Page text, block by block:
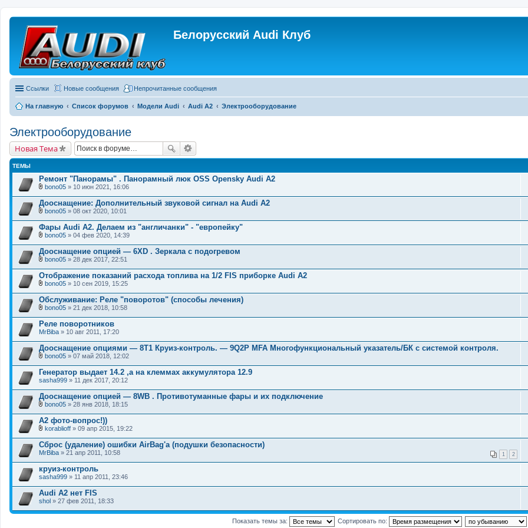
Белорусский Audi Клуб
Ссылки Новые сообщения Непрочитанные сообщения
На главную Список форумов Модели Audi Audi A2 Электрооборудование
Электрооборудование
Новая Тема
ТЕМЫ
Ремонт "Панорамы" . Панорамный люк OSS Opensky Audi A2
л
о
ж
е
н
и
bono05 » 10 июн 2021, 16:06
Дооснащение: Дополнительный звуковой сигнал на Audi A2
л
о
ж
е
н
и
bono05 » 08 окт 2020, 10:01
Фары Audi A2. Делаем из "англичанки" - "европейку"
л
о
ж
е
н
и
bono05 » 04 фев 2020, 14:39
Дооснащение опцией — 6XD . Зеркала с подогревом
л
о
ж
е
н
и
bono05 » 28 дек 2017, 22:51
Отображение показаний расхода топлива на 1/2 FIS приборке Audi A2
л
о
ж
е
н
и
bono05 » 10 сен 2019, 15:25
Обслуживание: Реле "поворотов" (способы лечения)
л
о
ж
е
н
и
bono05 » 21 дек 2018, 10:58
Реле поворотников
MrBiba » 10 авг 2011, 17:20
Дооснащение опциями — 8T1 Круиз-контроль. — 9Q2P MFA Многофункциональный указатель/БК с системой контроля.
л
о
ж
е
н
и
bono05 » 07 май 2018, 12:02
Генератор выдает 14.2 ,а на клеммах аккумулятора 12.9
sasha999 » 11 дек 2017, 20:12
Дооснащение опцией — 8WB . Противотуманные фары и их подключение
л
о
ж
е
н
и
bono05 » 28 янв 2018, 18:15
А2 фото-вопрос!))
л
о
ж
е
н
и
korablioff » 09 апр 2015, 19:22
Сброс (удаление) ошибки AirBag'а (подушки безопасности)
1 2
MrBiba » 21 апр 2011, 10:58
круиз-контроль
sasha999 » 11 апр 2011, 23:46
Audi A2 нет FIS
shol » 27 фев 2011, 18:33
Показать темы за: Сортировать по: